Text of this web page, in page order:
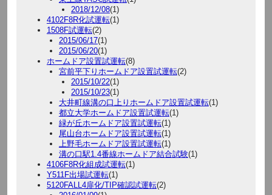
2018/12/08(1)
4102F8R化試運転(1)
1508F試運転(2)
2015/06/17(1)
2015/06/20(1)
ホームドア設置試運転(8)
宮前平下りホームドア設置試運転(2)
2015/10/22(1)
2015/10/23(1)
大井町線溝の口上りホームドア設置試運転(1)
都立大学ホームドア設置試運転(1)
緑が丘ホームドア設置試運転(1)
尾山台ホームドア設置試運転(1)
上野毛ホームドア設置試運転(1)
溝の口駅1.4番線ホームドア結合試験(1)
4106F8R化組成試運転(1)
Y511F出場試運転(1)
5120FALL4扉化/TIP確認試運転(2)